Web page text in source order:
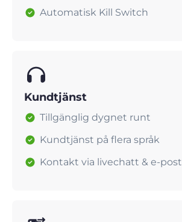
Automatisk Kill Switch
Kundtjänst
Tillgänglig dygnet runt
Kundtjänst på flera språk
Kontakt via livechatt & e-post